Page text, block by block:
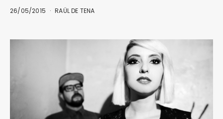
26/05/2015 RAÜL DE TENA